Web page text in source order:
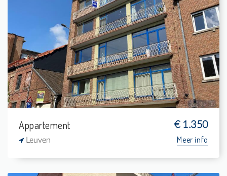
Verhuurd: Appartement
3
2
157 m²
Appartement € 1.350
Leuven Meer info